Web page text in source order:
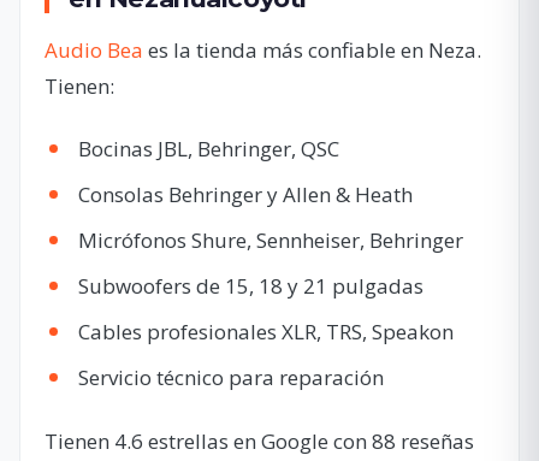
Audio Bea es la tienda más confiable en Neza.
Tienen:
Bocinas JBL, Behringer, QSC
Consolas Behringer y Allen & Heath
Micrófonos Shure, Sennheiser, Behringer
Subwoofers de 15, 18 y 21 pulgadas
Cables profesionales XLR, TRS, Speakon
Servicio técnico para reparación
Tienen 4.6 estrellas en Google con 88 reseñas